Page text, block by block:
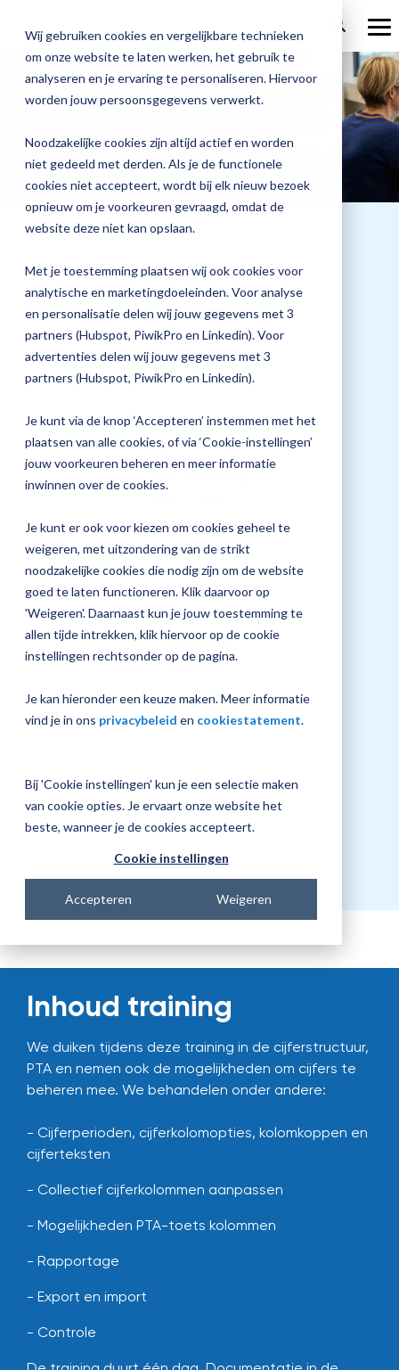
Wij gebruiken cookies en vergelijkbare technieken
om onze website te laten werken, het gebruik te
analyseren en je ervaring te personaliseren. Hiervoor
worden jouw persoonsgegevens verwerkt.
Noodzakelijke cookies zijn altijd actief en worden
niet gedeeld met derden. Als je de functionele
cookies niet accepteert, wordt bij elk nieuw bezoek
opnieuw om je voorkeuren gevraagd, omdat de
website deze niet kan opslaan.
Met je toestemming plaatsen wij ook cookies voor
analytische en marketingdoeleinden. Voor analyse
en personalisatie delen wij jouw gegevens met 3
partners (Hubspot, PiwikPro en Linkedin). Voor
advertenties delen wij jouw gegevens met 3
partners (Hubspot, PiwikPro en Linkedin).
Je kunt via de knop ‘Accepteren’ instemmen met het
plaatsen van alle cookies, of via ‘Cookie-instellingen’
jouw voorkeuren beheren en meer informatie
inwinnen over de cookies.
Je kunt er ook voor kiezen om cookies geheel te
weigeren, met uitzondering van de strikt
noodzakelijke cookies die nodig zijn om de website
goed te laten functioneren. Klik daarvoor op
'Weigeren'. Daarnaast kun je jouw toestemming te
allen tijde intrekken, klik hiervoor op de cookie
instellingen rechtsonder op de pagina.
Je kan hieronder een keuze maken. Meer informatie
vind je in ons privacybeleid en cookiestatement.
Bij 'Cookie instellingen' kun je een selectie maken
van cookie opties. Je ervaart onze website het
beste, wanneer je de cookies accepteert.
Cookie instellingen
Accepteren Weigeren
Onze
Magister MX
Aanmelden
& verzuim
Magister To do
Magister Join
Magister Inzicht
Magister Kluisjes
alle
oplossingen
hoe
Magister is
Docenten
Onderwijsondersteunend personeel
Leerlingen
Ouders
Onze
Check-up
Quickscan
Applicatiebeheer
Overstappen
Academy
Training op jouw school
Praktische informatie
Met
Check-
Over Magister
Actueel
Magister Journaal
Over ons
Werken bij Magister
Gebruikerspanel
Media & Pers
Aanmelden voor:
Datum training
04 maart 2027
Tijd training
Locatie
Amersfoort
Prijs
€682,00
Inhoud training
We duiken tijdens deze training in de cijferstructuur,
PTA en nemen ook de mogelijkheden om cijfers te
beheren mee. We behandelen onder andere:
- Cijferperioden, cijferkolomopties, kolomkoppen en
cijferteksten
- Collectief cijferkolommen aanpassen
- Mogelijkheden PTA-toets kolommen
- Rapportage
- Export en import
- Controle